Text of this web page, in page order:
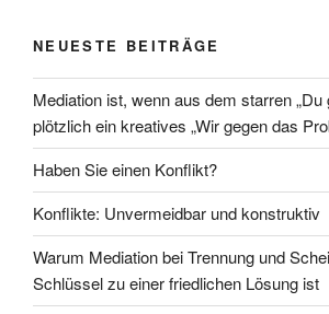
NEUESTE BEITRÄGE
Mediation ist, wenn aus dem starren „Du
plötzlich ein kreatives „Wir gegen das
Haben Sie einen Konflikt?
Konflikte: Unvermeidbar und konstruktiv
Warum Mediation bei Trennung und
Schlüssel zu einer friedlichen Lösung ist